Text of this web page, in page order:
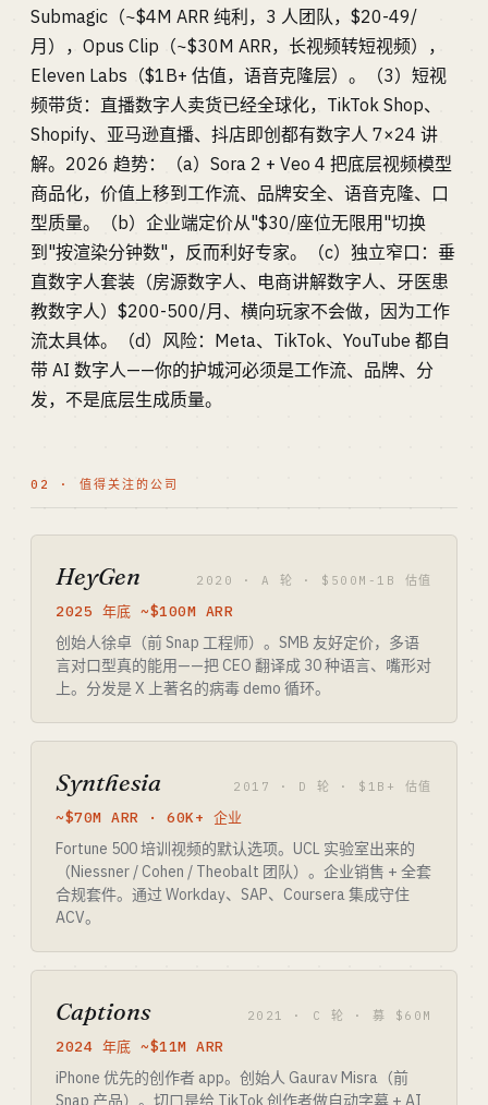
Submagic（~$4M ARR 纯利，3 人团队，$20-49/
月），Opus Clip（~$30M ARR，长视频转短视频），
Eleven Labs（$1B+ 估值，语音克隆层）。（3）短视
频带货：直播数字人卖货已经全球化，TikTok Shop、
Shopify、亚马逊直播、抖店即创都有数字人 7×24 讲
解。2026 趋势：（a）Sora 2 + Veo 4 把底层视频模型
商品化，价值上移到工作流、品牌安全、语音克隆、口
型质量。（b）企业端定价从"$30/座位无限用"切换
到"按渲染分钟数"，反而利好专家。（c）独立窄口：垂
直数字人套装（房源数字人、电商讲解数字人、牙医患
教数字人）$200-500/月、横向玩家不会做，因为工作
流太具体。（d）风险：Meta、TikTok、YouTube 都自
带 AI 数字人——你的护城河必须是工作流、品牌、分
发，不是底层生成质量。
02 · 值得关注的公司
HeyGen 2020 · A 轮 · $500M-1B 估值
2025 年底 ~$100M ARR
创始人徐卓（前 Snap 工程师）。SMB 友好定价，多语
言对口型真的能用——把 CEO 翻译成 30 种语言、嘴形对
上。分发是 X 上著名的病毒 demo 循环。
Synthesia 2017 · D 轮 · $1B+ 估值
~$70M ARR · 60K+ 企业
Fortune 500 培训视频的默认选项。UCL 实验室出来的
（Niessner / Cohen / Theobalt 团队）。企业销售 + 全套
合规套件。通过 Workday、SAP、Coursera 集成守住
ACV。
Captions 2021 · C 轮 · 募 $60M
2024 年底 ~$11M ARR
iPhone 优先的创作者 app。创始人 Gaurav Misra（前
Snap 产品）。切口是给 TikTok 创作者做自动字幕 + AI